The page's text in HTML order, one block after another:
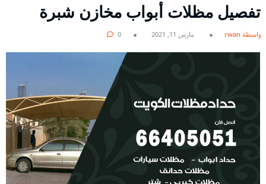
تفصيل مظلات أبواب مخازن شبرة
بواسطة rwan مارس 11, 2021 0